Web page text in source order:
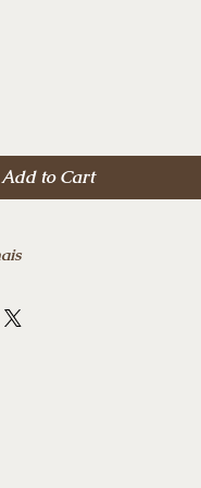
Add to Cart